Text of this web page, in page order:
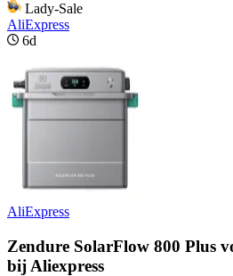
Lady-Sale
AliExpress
6d
AliExpress
Zendure SolarFlow 800 Plus
bij Aliexpress